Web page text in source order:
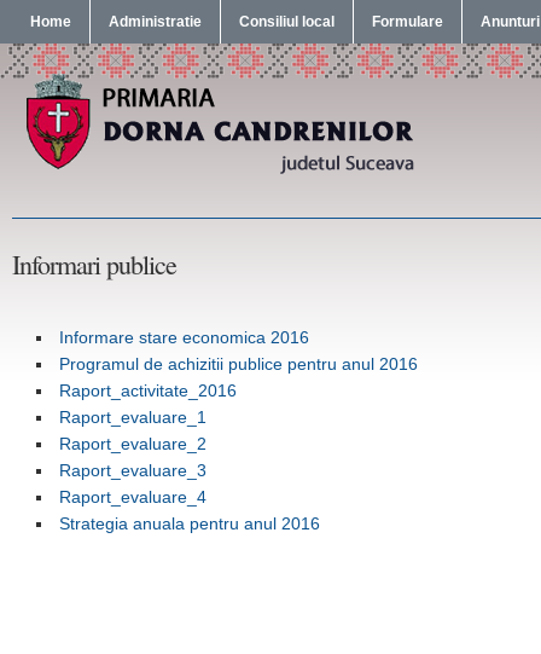
Home Administratie Consiliul local Formulare Anunturi
Informari publice
Informare stare economica 2016
Programul de achizitii publice pentru anul 2016
Raport_activitate_2016
Raport_evaluare_1
Raport_evaluare_2
Raport_evaluare_3
Raport_evaluare_4
Strategia anuala pentru anul 2016